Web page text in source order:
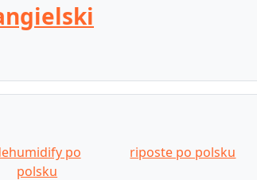
po
polsku
riposte po polsku